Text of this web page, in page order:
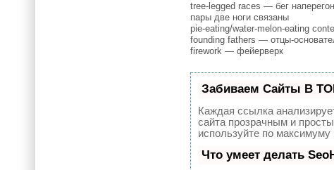
tree-legged races — бег
пары две ноги связаны
pie-eating/water-melon-eating
founding fathers — отцы-
firework — фейерверк
Забиваем Сайты В
Каждая ссылка
сайта прозрачным и
используйте по
Что умеет делать